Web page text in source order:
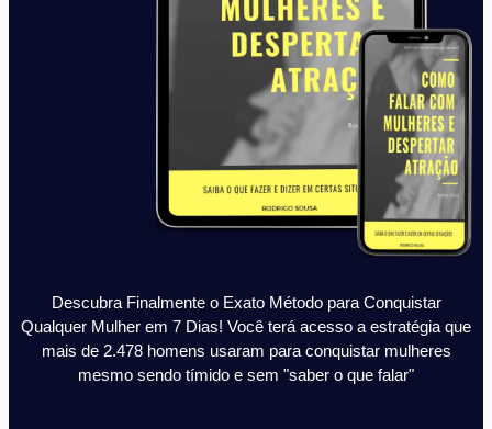
Descubra Finalmente o Exato Método para Conquistar
Qualquer Mulher em 7 Dias! Você terá acesso a estratégia que
mais de 2.478 homens usaram para conquistar mulheres
mesmo sendo tímido e sem "saber o que falar"